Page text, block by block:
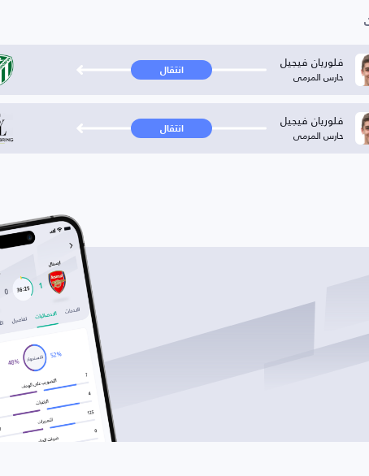
فلوريان فيجيل
حارس المرمى انتقال
فلوريان فيجيل
حارس المرمى انتقال